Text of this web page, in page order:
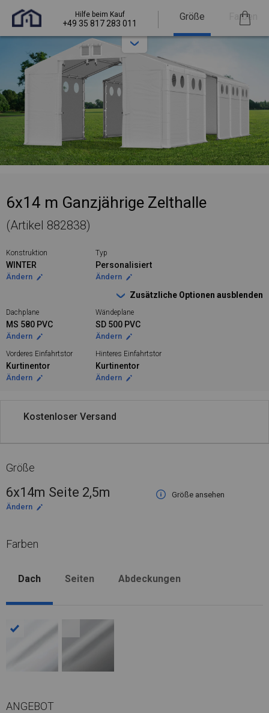
Hilfe beim Kauf
+49 35 817 283 011
Größe Farben
6x14 m Ganzjährige Zelthalle
(Artikel 882838)
Konstruktion
WINTER
Ändern
Typ
Personalisiert
Ändern
Zusätzliche Optionen ausblenden
Dachplane
MS 580 PVC
Ändern
Wändeplane
SD 500 PVC
Ändern
Vorderes Einfahrtstor
Kurtinentor
Ändern
Hinteres Einfahrtstor
Kurtinentor
Ändern
Kostenloser Versand
Größe
6x14m Seite 2,5m
Größe ansehen
Ändern
Farben
Dach Seiten Abdeckungen
ANGEBOT